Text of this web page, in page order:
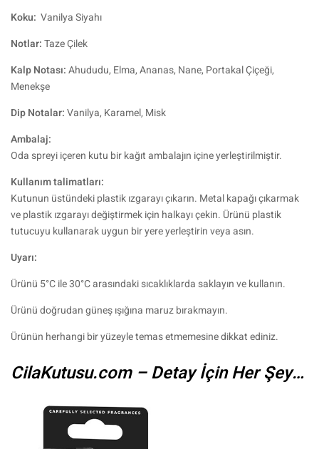
Koku: Vanilya Siyahı
Notlar:Taze Çilek
Kalp Notası:Ahududu, Elma, Ananas, Nane, Portakal Çiçeği,
Menekşe
Dip Notalar:Vanilya, Karamel, Misk
Ambalaj:
Oda spreyi içeren kutu bir kağıt ambalajın içine yerleştirilmiştir.
Kullanım talimatları:
Kutunun üstündeki plastik ızgarayı çıkarın. Metal kapağı çıkarmak
ve plastik ızgarayı değiştirmek için halkayı çekin. Ürünü plastik
tutucuyu kullanarak uygun bir yere yerleştirin veya asın.
Uyarı:
Ürünü 5°C ile 30°C arasındaki sıcaklıklarda saklayın ve kullanın.
Ürünü doğrudan güneş ışığına maruz bırakmayın.
Ürünün herhangi bir yüzeyle temas etmemesine dikkat ediniz.
CilaKutusu.com – Detay İçin Her Şey…